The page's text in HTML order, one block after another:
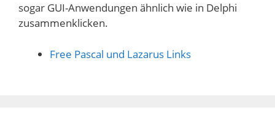
sogar GUI-Anwendungen ähnlich wie in Delphi
zusammenklicken.
Free Pascal und Lazarus Links